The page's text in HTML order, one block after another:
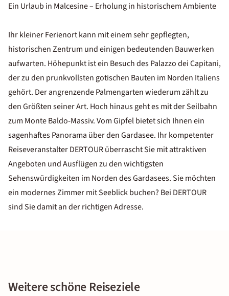
Ein Urlaub in Malcesine – Erholung in historischem Ambiente
Ihr kleiner Ferienort kann mit einem sehr gepflegten,
historischen Zentrum und einigen bedeutenden Bauwerken
aufwarten. Höhepunkt ist ein Besuch des Palazzo dei Capitani,
der zu den prunkvollsten gotischen Bauten im Norden Italiens
gehört. Der angrenzende Palmengarten wiederum zählt zu
den Größten seiner Art. Hoch hinaus geht es mit der Seilbahn
zum Monte Baldo-Massiv. Vom Gipfel bietet sich Ihnen ein
sagenhaftes Panorama über den Gardasee. Ihr kompetenter
Reiseveranstalter DERTOUR überrascht Sie mit attraktiven
Angeboten und Ausflügen zu den wichtigsten
Sehenswürdigkeiten im Norden des Gardasees. Sie möchten
ein modernes Zimmer mit Seeblick buchen? Bei DERTOUR
sind Sie damit an der richtigen Adresse.
Weitere schöne Reiseziele